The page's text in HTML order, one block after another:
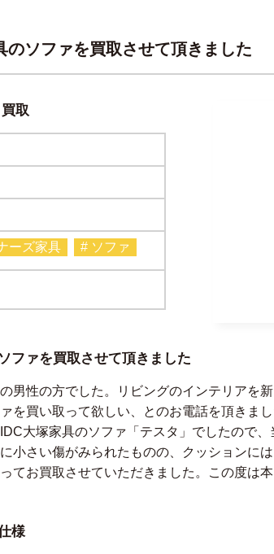
ソファを買取させて頂きました
取
ーズ家具 # ソファ
ファを買取させて頂きました
男性の方でした。リビングのインテリアを
を買い取って欲しい、とのお電話を頂きま
大塚家具のソファ「テスタ」でしたので
小さい傷がみられたものの、クッションに
てお買取させていただきました。この度は
様